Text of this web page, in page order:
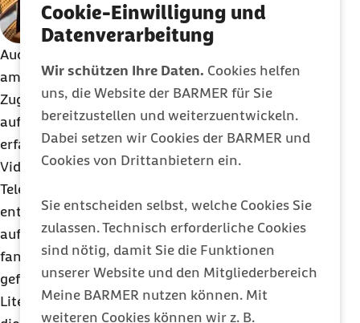
Cookie-Einwilligung und
Datenverarbeitung
Wir schützen Ihre Daten. Cookies helfen
uns, die Website der BARMER für Sie
bereitzustellen und weiterzuentwickeln.
Dabei setzen wir Cookies der BARMER und
Cookies von Drittanbietern ein.
Sie entscheiden selbst, welche Cookies Sie
zulassen. Technisch erforderliche Cookies
sind nötig, damit Sie die Funktionen
unserer Website und den Mitgliederbereich
Meine BARMER nutzen können. Mit
weiteren Cookies können wir z. B.
Auch das
amerikanischenOhio State Universitywarf im
Zuge der Corona-Pandemie einen genaueren Blick
auf das Klimaschutzpotenzial von Telemedizin. Um
erfassen zu können, wie sich die Umstellung auf
Videosprechstunden und andere
Telemedizinlösungen auswirkt, wurden die
entsprechenden Daten anonymisiert erfasst und
auf einem digitalenDashboard dargestellt. „Wir
fanden heraus, dass wir rund 80 Millionen
gefahrene Kilometer und somit etwa 8,2 Millionen
Liter Benzin einsparen konnten“, sagt Aparna Dial